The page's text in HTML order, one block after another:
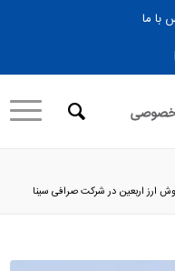
با ما
ارز اربعین در شرکت صرافی سینا